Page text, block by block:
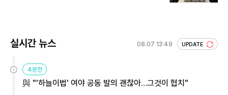
실시간 뉴스 08.07 13:49 UPDATE
4분전
與 "'하늘이법' 여야 공동 발의 괜찮아…그것이 협치"